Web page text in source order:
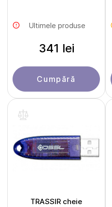
Ultimele produse
341 lei
Cumpără
TRASSIR cheie